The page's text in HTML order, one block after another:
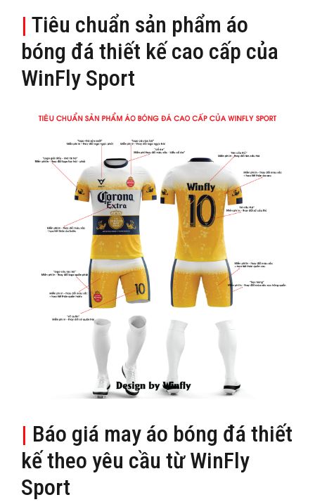
| Tiêu chuẩn sản phẩm áo
bóng đá thiết kế cao cấp của
WinFly Sport
| Báo giá may áo bóng đá thiết
kế theo yêu cầu từ WinFly
Sport